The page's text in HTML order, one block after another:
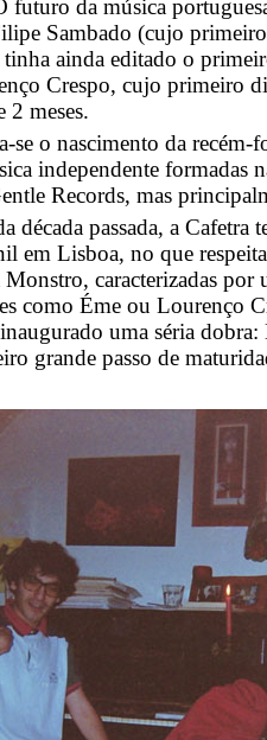
da música
Sambado (cujo
tinha ainda editado o
Crespo, cujo primeiro
2 meses.
se o nascimento da
independente formadas
Records, mas
década passada, a Cafetra
em Lisboa, no que
Monstro, caracterizadas
como Éme ou Lourenço
uma séria
grande passo de